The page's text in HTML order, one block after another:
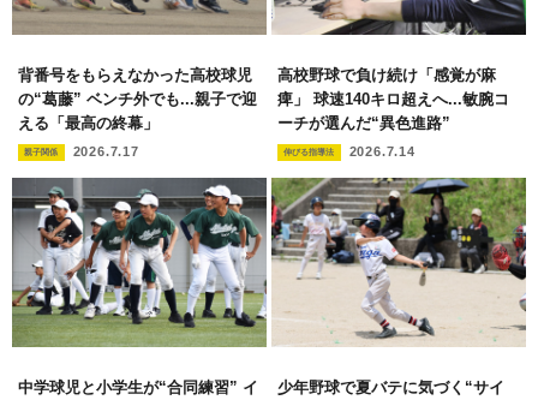
背番号をもらえなかった高校球児
の“葛藤” ベンチ外でも...親子で迎
える「最高の終幕」
親子関係 2026.7.17
高校野球で負け続け「感覚が麻
痺」 球速140キロ超えへ...敏腕コ
ーチが選んだ“異色進路”
伸びる指導法 2026.7.14
中学球児と小学生が“合同練習” イ
少年野球で夏バテに気づく“サイ